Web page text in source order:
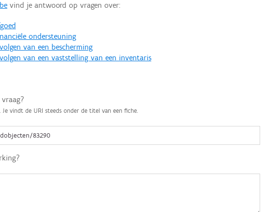
vind je antwoord op vragen over:
ondersteuning
van een bescherming
van een vaststelling van een inventaris
vindt de URI steeds onder de titel van een fiche.